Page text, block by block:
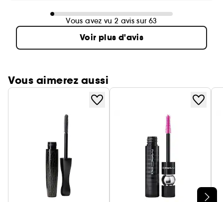
Vous avez vu 2 avis sur 63
Voir plus d'avis
Vous aimerez aussi
Ignorer le carrousel produits